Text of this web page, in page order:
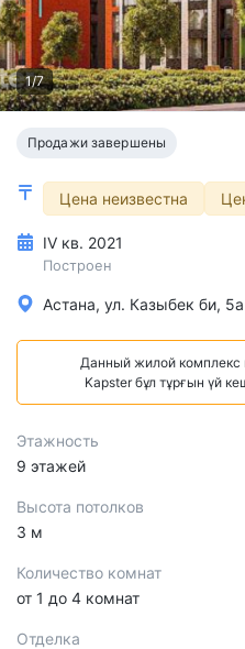
1/7
Продажи завершены
Цена неизвестна
IV кв. 2021
Построен
Астана, ул. Казыбек би, 5а
Данный жилой комплекс
Kapster бұл тұрғын үй
Этажность
9 этажей
Высота потолков
3 м
Количество комнат
от 1 до 4 комнат
Отделка